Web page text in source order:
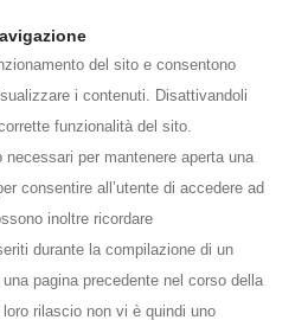
del sito e consentono
i contenuti. Disattivandoli
funzionalità del sito.
necessari per mantenere aperta una
consentire all’utente di accedere ad
inoltre ricordare
durante la compilazione di un
pagina precedente nel corso della
rilascio non vi è quindi uno